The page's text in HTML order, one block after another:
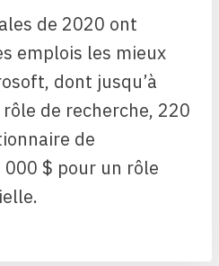
de 2020 ont
emplois les mieux
dont jusqu’à
de recherche, 220
de
$ pour un rôle